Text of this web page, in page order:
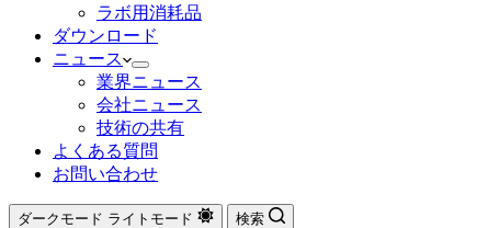
ラボ用消耗品
ダウンロード
ニュース
業界ニュース
会社ニュース
技術の共有
よくある質問
お問い合わせ
ダークモード ライトモード 検索